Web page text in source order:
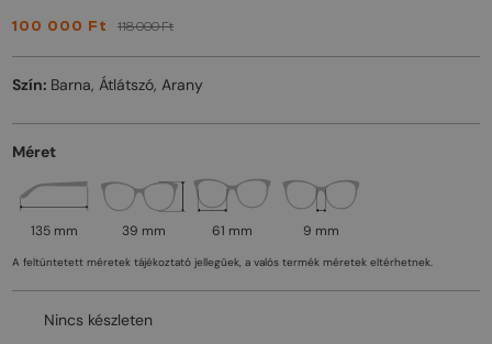
100 000 Ft 118 000 Ft
Szín: Barna, Átlátszó, Arany
Méret
135 mm 39 mm 61 mm 9 mm
A feltüntetett méretek tájékoztató jellegűek, a valós termék méretek eltérhetnek.
Nincs készleten